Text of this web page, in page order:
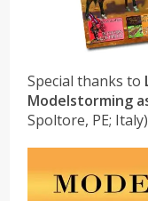
Special thanks to
Modelstorming
Spoltore, PE;